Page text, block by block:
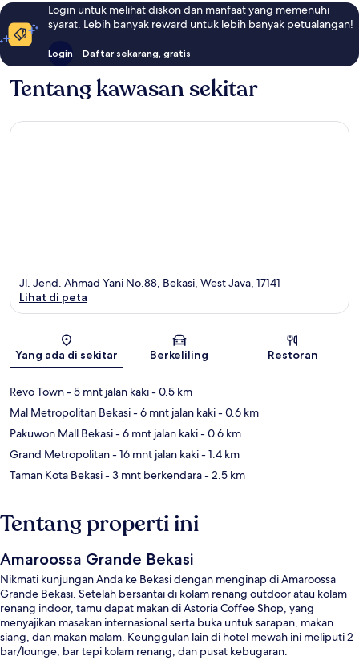
Login untuk melihat diskon dan manfaat yang memenuhi
syarat. Lebih banyak reward untuk lebih banyak petualangan!
Login Daftar sekarang, gratis
Tentang kawasan sekitar
Peta
Jl. Jend. Ahmad Yani No.88, Bekasi, West Java, 17141
Lihat di peta
Yang ada di sekitar Berkeliling Restoran
Revo Town- 5 mnt jalan kaki- 0.5 km
Mal Metropolitan Bekasi- 6 mnt jalan kaki- 0.6 km
Pakuwon Mall Bekasi- 6 mnt jalan kaki- 0.6 km
Grand Metropolitan- 16 mnt jalan kaki- 1.4 km
Taman Kota Bekasi- 3 mnt berkendara- 2.5 km
Tentang properti ini
Amaroossa Grande Bekasi
Nikmati kunjungan Anda ke Bekasi dengan menginap di Amaroossa
Grande Bekasi. Setelah bersantai di kolam renang outdoor atau kolam
renang indoor, tamu dapat makan di Astoria Coffee Shop, yang
menyajikan masakan internasional serta buka untuk sarapan, makan
siang, dan makan malam. Keunggulan lain di hotel mewah ini meliputi 2
bar/lounge, bar tepi kolam renang, dan pusat kebugaran.